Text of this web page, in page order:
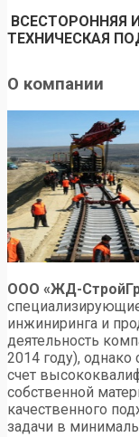
ВСЕСТОРОННЯЯ
ТЕХНИЧЕСКАЯ
О компании
ООО «ЖД-
инжиниринга и
деятельность
2014 году),
счет
собственной
качественного
задачи в